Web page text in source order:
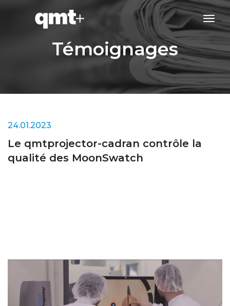
Témoignages
24.01.2023
Le qmtprojector-cadran contrôle la
qualité des MoonSwatch